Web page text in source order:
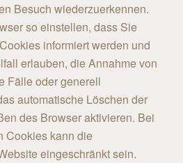
Besuch wiederzuerkennen.
so einstellen, dass Sie
informiert werden und
erlauben, die Annahme von
Fälle oder generell
automatische Löschen der
des Browser aktivieren. Bei
Cookies kann die
eingeschränkt sein.